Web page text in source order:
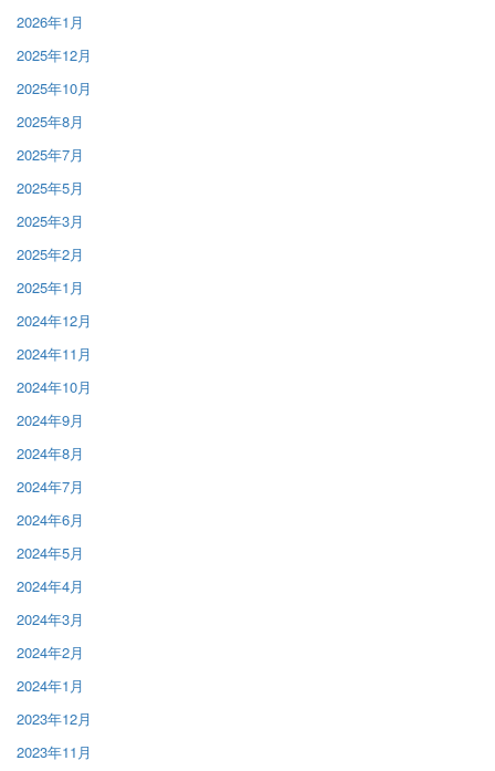
2026年1月
2025年12月
2025年10月
2025年8月
2025年7月
2025年5月
2025年3月
2025年2月
2025年1月
2024年12月
2024年11月
2024年10月
2024年9月
2024年8月
2024年7月
2024年6月
2024年5月
2024年4月
2024年3月
2024年2月
2024年1月
2023年12月
2023年11月